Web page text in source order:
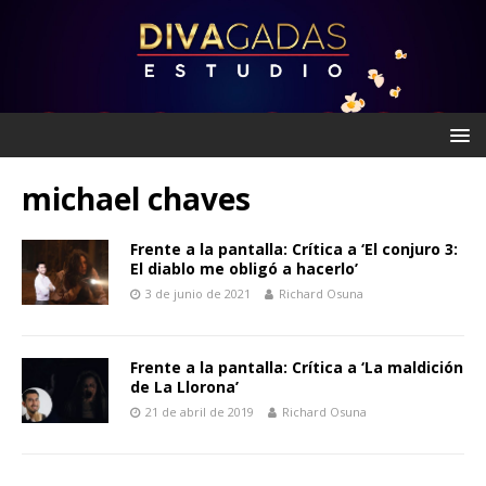
michael chaves
Frente a la pantalla: Crítica a ‘El conjuro 3:
El diablo me obligó a hacerlo’
3 de junio de 2021 Richard Osuna
Frente a la pantalla: Crítica a ‘La maldición
de La Llorona’
21 de abril de 2019 Richard Osuna